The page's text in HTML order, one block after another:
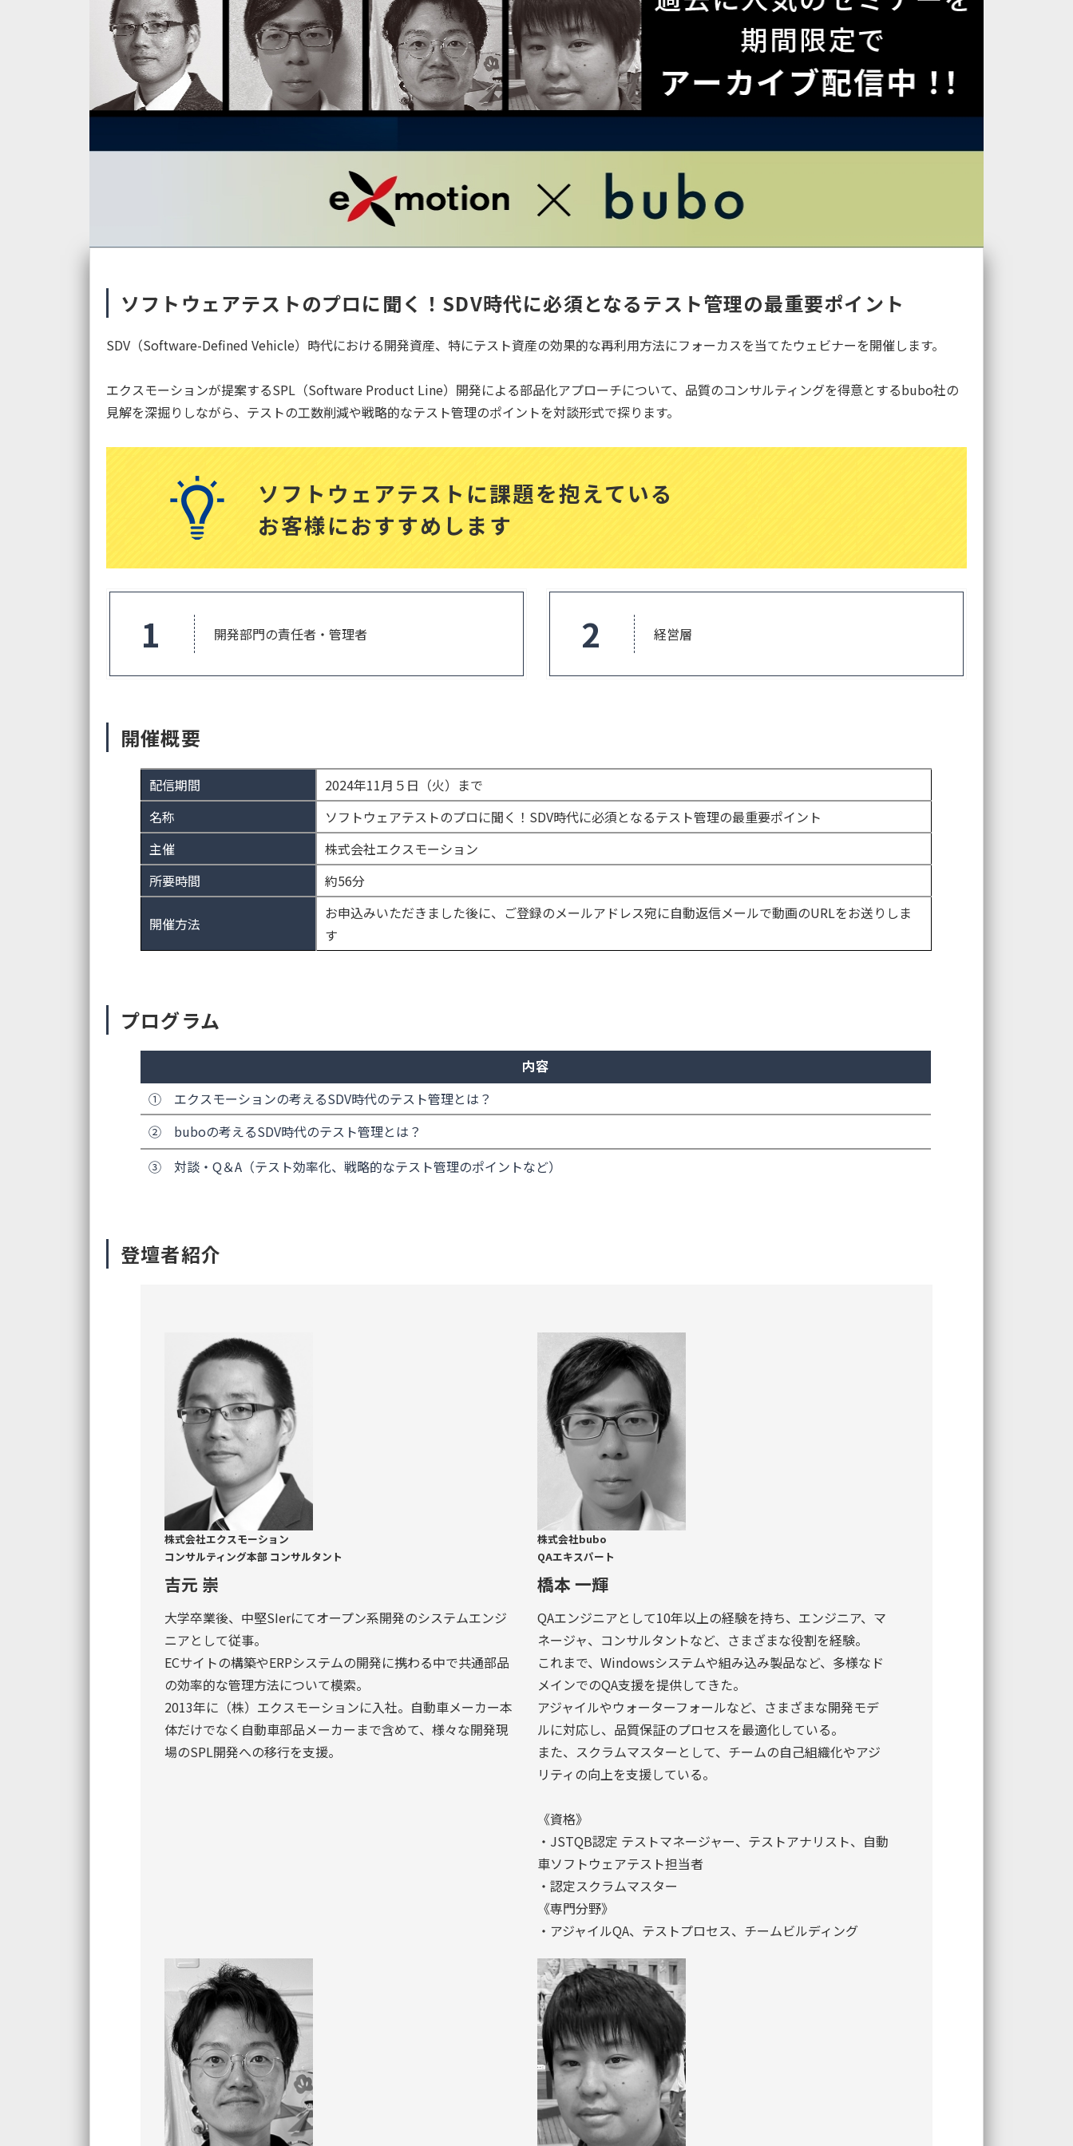
ソフトウェアテストのプロに聞く！SDV時代に必須となるテスト管理の最重要ポイント
SDV（Software-Defined Vehicle）時代における開発資産、特にテスト資産の効果的な再利用方法にフォーカスを当てたウェビナーを開催します。
エクスモーションが提案するSPL（Software Product Line）開発による部品化アプローチについて、品質のコンサルティングを得意とするbubo社の
見解を深掘りしながら、テストの工数削減や戦略的なテスト管理のポイントを対談形式で探ります。
ソフトウェアテストに課題を抱えている
お客様におすすめします
1 開発部門の責任者・管理者 2 経営層
開催概要
配信期間
2024年11月５日（火）まで
名称
ソフトウェアテストのプロに聞く！SDV時代に必須となるテスト管理の最重要ポイント
主催
株式会社エクスモーション
所要時間
約56分
開催方法
お申込みいただきました後に、ご登録のメールアドレス宛に自動返信メールで動画のURLをお送りしま
す
プログラム
内容
① エクスモーションの考えるSDV時代のテスト管理とは？
② buboの考えるSDV時代のテスト管理とは？
③ 対談・Q＆A（テスト効率化、戦略的なテスト管理のポイントなど）
登壇者紹介
株式会社エクスモーション
コンサルティング本部 コンサルタント
吉元 崇
大学卒業後、中堅SIerにてオープン系開発のシステムエンジ
ニアとして従事。
ECサイトの構築やERPシステムの開発に携わる中で共通部品
の効率的な管理方法について模索。
2013年に（株）エクスモーションに入社。自動車メーカー本
体だけでなく自動車部品メーカーまで含めて、様々な開発現
場のSPL開発への移行を支援。
株式会社bubo
QAエキスパート
橋本 一輝
QAエンジニアとして10年以上の経験を持ち、エンジニア、マ
ネージャ、コンサルタントなど、さまざまな役割を経験。
これまで、Windowsシステムや組み込み製品など、多様なド
メインでのQA支援を提供してきた。
アジャイルやウォーターフォールなど、さまざまな開発モデ
ルに対応し、品質保証のプロセスを最適化している。
また、スクラムマスターとして、チームの自己組織化やアジ
リティの向上を支援している。
《資格》
・JSTQB認定 テストマネージャー、テストアナリスト、自動
車ソフトウェアテスト担当者
・認定スクラムマスター
《専門分野》
・アジャイルQA、テストプロセス、チームビルディング